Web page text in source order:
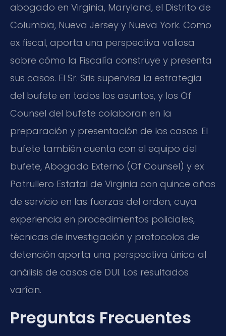
abogado en Virginia, Maryland, el Distrito de
Columbia, Nueva Jersey y Nueva York. Como
ex fiscal, aporta una perspectiva valiosa
sobre cómo la Fiscalía construye y presenta
sus casos. El Sr. Sris supervisa la estrategia
del bufete en todos los asuntos, y los Of
Counsel del bufete colaboran en la
preparación y presentación de los casos. El
bufete también cuenta con el equipo del
bufete, Abogado Externo (Of Counsel) y ex
Patrullero Estatal de Virginia con quince años
de servicio en las fuerzas del orden, cuya
experiencia en procedimientos policiales,
técnicas de investigación y protocolos de
detención aporta una perspectiva única al
análisis de casos de DUI. Los resultados
varían.
Preguntas Frecuentes